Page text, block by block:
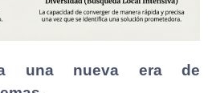
una nueva era de